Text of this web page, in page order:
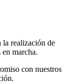
la realización de
marcha.
con nuestros